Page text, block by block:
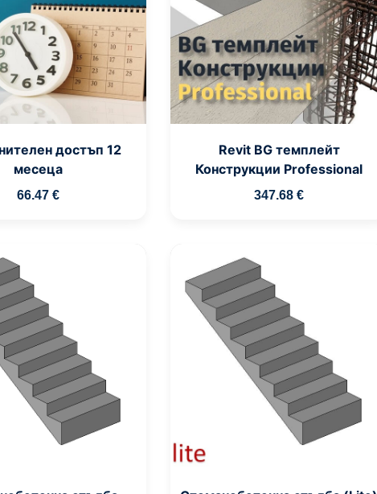
достъп 12
месеца
66.47 €
Revit BG темплейт
Конструкции Professional
347.68 €